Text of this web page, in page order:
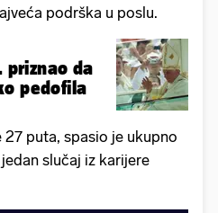
podrška u poslu.
priznao da
pedofila
puta, spasio je ukupno
slučaj iz karijere